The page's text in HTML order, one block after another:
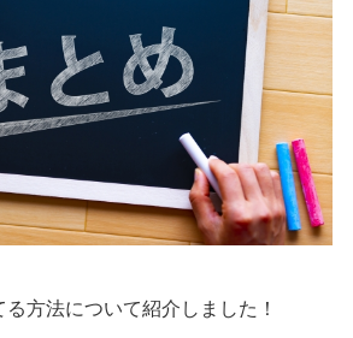
方法について紹介しました！